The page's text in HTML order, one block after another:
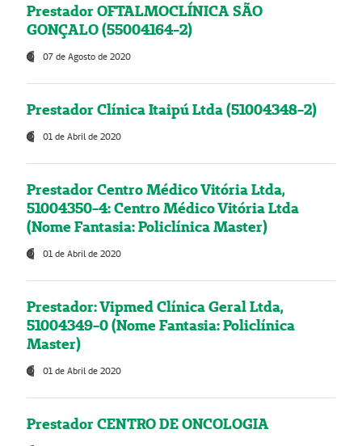
Prestador OFTALMOCLÍNICA SÃO
GONÇALO (55004164-2)
07 de Agosto de 2020
Prestador Clínica Itaipú Ltda (51004348-2)
01 de Abril de 2020
Prestador Centro Médico Vitória Ltda,
51004350-4: Centro Médico Vitória Ltda
(Nome Fantasia: Policlínica Master)
01 de Abril de 2020
Prestador: Vipmed Clínica Geral Ltda,
51004349-0 (Nome Fantasia: Policlínica
Master)
01 de Abril de 2020
Prestador CENTRO DE ONCOLOGIA